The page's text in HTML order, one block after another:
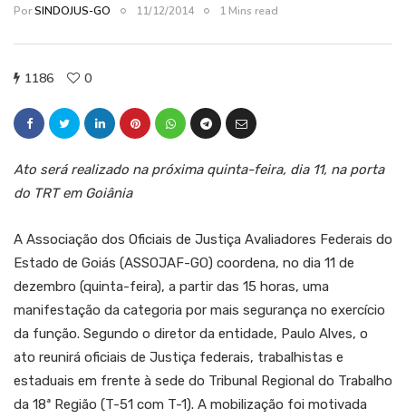
PorSINDOJUS-GO 11/12/2014 1 Mins read
1186 0
Ato será realizado na próxima quinta-feira, dia 11, na porta
do TRT em Goiânia
A Associação dos Oficiais de Justiça Avaliadores Federais do
Estado de Goiás (ASSOJAF-GO) coordena, no dia 11 de
dezembro (quinta-feira), a partir das 15 horas, uma
manifestação da categoria por mais segurança no exercício
da função. Segundo o diretor da entidade, Paulo Alves, o
ato reunirá oficiais de Justiça federais, trabalhistas e
estaduais em frente à sede do Tribunal Regional do Trabalho
da 18ª Região (T-51 com T-1). A mobilização foi motivada